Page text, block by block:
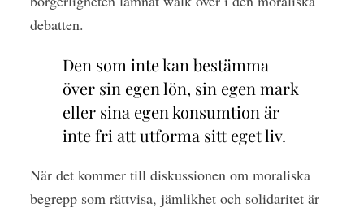
debatten.
Den som inte kan bestämma
över sin egen lön, sin egen mark
eller sina egen konsumtion är
inte fri att utforma sitt eget liv.
När det kommer till diskussionen om moraliska
begrepp som rättvisa, jämlikhet och solidaritet är